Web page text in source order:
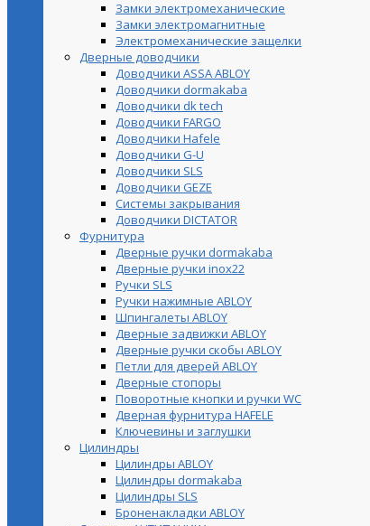
Замки электромеханические
Замки электромагнитные
Электромеханические защелки
Дверные доводчики
Доводчики ASSA ABLOY
Доводчики dormakaba
Доводчики dk tech
Доводчики FARGO
Доводчики Hafele
Доводчики G-U
Доводчики SLS
Доводчики GEZE
Cистемы закрывания
Доводчики DICTATOR
Фурнитура
Дверные ручки dormakaba
Дверные ручки inox22
Ручки SLS
Ручки нажимные ABLOY
Шпингалеты ABLOY
Дверные задвижки ABLOY
Дверные ручки скобы ABLOY
Петли для дверей ABLOY
Дверные стопоры
Поворотные кнопки и ручки WC
Дверная фурнитура HAFELE
Ключевины и заглушки
Цилиндры
Цилиндры ABLOY
Цилиндры dormakaba
Цилиндры SLS
Броненакладки ABLOY